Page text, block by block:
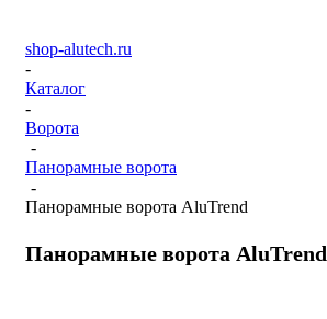
shop-alutech.ru
-
Каталог
-
Ворота
-
Панорамные ворота
-
Панорамные ворота AluTrend
Панорамные ворота AluTrend